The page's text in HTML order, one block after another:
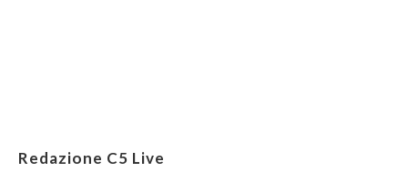
Redazione C5 Live